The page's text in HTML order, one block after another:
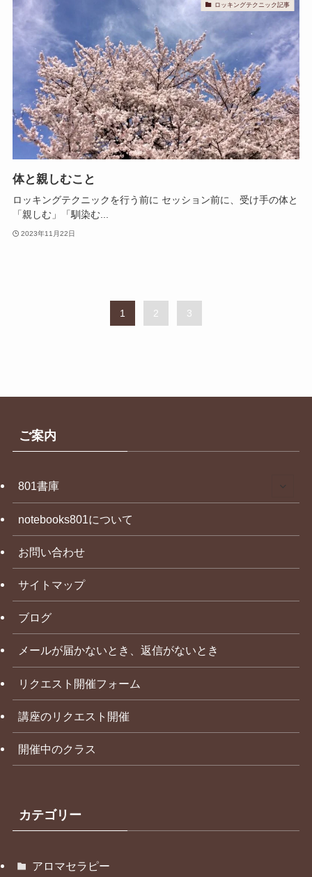
ロッキングテクニック記事
体と親しむこと
ロッキングテクニックを行う前に セッション前に、受け手の体と
「親しむ」「馴染む...
2023年11月22日
1 2 3
ご案内
801書庫
notebooks801について
お問い合わせ
サイトマップ
ブログ
メールが届かないとき、返信がないとき
リクエスト開催フォーム
講座のリクエスト開催
開催中のクラス
カテゴリー
アロマセラピー